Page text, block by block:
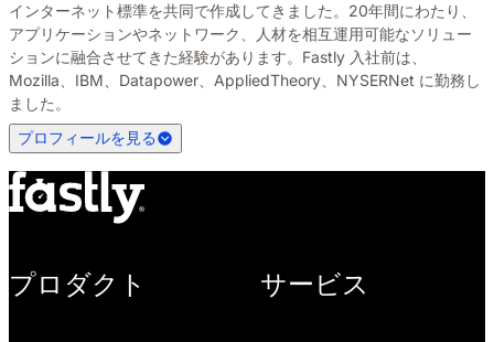
インターネット標準を共同で作成してきました。20年間にわたり、
アプリケーションやネットワーク、人材を相互運用可能なソリュー
ションに融合させてきた経験があります。Fastly 入社前は、
Mozilla、IBM、Datapower、AppliedTheory、NYSERNet に勤務し
ました。
プロフィールを見る
プロダクト サービス